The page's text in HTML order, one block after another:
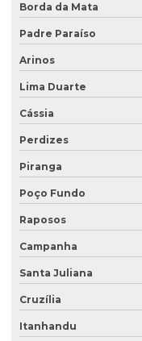
Recuperação de áreas
Recuperação de áreas
Recuperação de áreas
Recuperação de áreas
Reflorestamento
Relatório de
Retirada de tanque de
Retirada de tanque
Retirada de tanques
Serviço de consultoria
Serviço de desativação
Borda da Mata
Padre Paraíso
Arinos
Lima Duarte
Cássia
Perdizes
Piranga
Poço Fundo
Raposos
Campanha
Santa Juliana
Cruzília
Itanhandu